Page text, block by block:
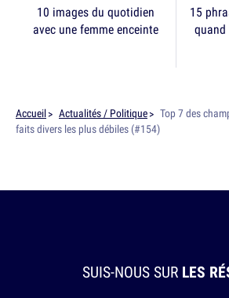
10 images du quotidien
avec une femme enceinte
15
Accueil Actualités / Politique
Top 7 des
faits divers les plus débiles (#154)
SUIS-NOUS SUR LES